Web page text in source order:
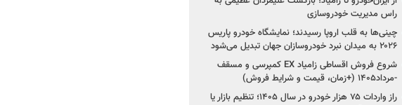
راس مدیریت خودروسازی
چینی‌ها به قلب اروپا رسیدند؛ نمایشگاه خودرو پاریس
۲۰۲۶ به میدان نبرد خودروسازان جهان تبدیل می‌شود
شروع فروش اقساطی زامیاد EX کمپرسی و مسقف
-مرداد۱۴۰۵ (+زمان، قیمت و شرایط فروش)
راز واردات ۷۵ هزار خودرو در سال ۱۴۰۵؛ تنظیم بازار یا